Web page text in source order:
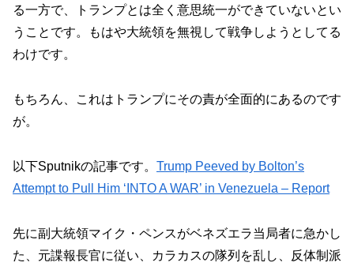
る一方で、トランプとは全く意思統一ができていないとい
うことです。もはや大統領を無視して戦争しようとしてる
わけです。
もちろん、これはトランプにその責が全面的にあるのです
が。
以下Sputnikの記事です。 Trump Peeved by Bolton’s
Attempt to Pull Him ‘INTO A WAR’ in Venezuela – Report
先に副大統領マイク・ペンスがベネズエラ当局者に急かし
た、元諜報長官に従い、カラカスの隊列を乱し、反体制派